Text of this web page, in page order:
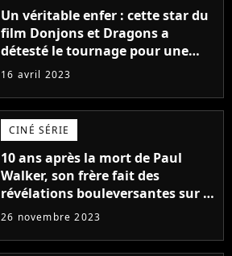
Un véritable enfer : cette star du
film Donjons et Dragons a
détesté le tournage pour une
raison très spéciale
16 avril 2023
CINÉ SÉRIE
10 ans après la mort de Paul
Walker, son frère fait des
révélations bouleversantes sur la
réaction des acteurs de Fast and
26 novembre 2023